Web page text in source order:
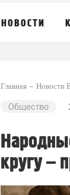
НОВОСТИ
Главная Новости
Общество
кругу –